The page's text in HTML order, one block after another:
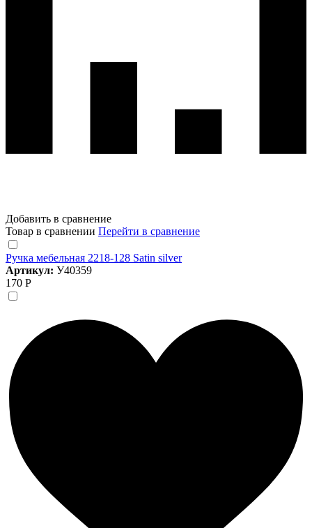
Добавить в сравнение
Товар в сравнении Перейти в сравнение
Ручка мебельная 2218-128 Satin silver
Артикул: У40359
170 Р